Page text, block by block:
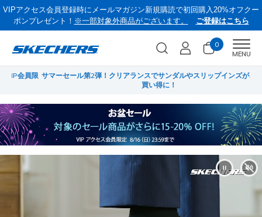
VIPアクセス会員登録時にメールマガジン新規購読で初回購入20%オフクー
ポンプレゼント！ ※一部対象外商品がございます。 ご登録はこちら
0
MENU
サマーセール第2弾！クリアランスでサンダルやスリップインズがさらにお
買い得に！